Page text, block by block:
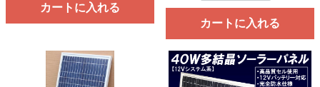
カートに入れる
カートに入れる